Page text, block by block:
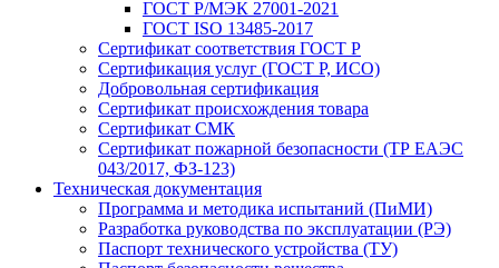
ГОСТ Р/МЭК 27001-2021
ГОСТ ISO 13485-2017
Сертификат соответствия ГОСТ Р
Сертификация услуг (ГОСТ Р, ИСО)
Добровольная сертификация
Сертификат происхождения товара
Сертификат СМК
Сертификат пожарной безопасности (ТР ЕАЭС
043/2017, ФЗ-123)
Техническая документация
Программа и методика испытаний (ПиМИ)
Разработка руководства по эксплуатации (РЭ)
Паспорт технического устройства (ТУ)